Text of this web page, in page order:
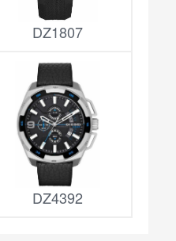
DZ1807
DZ4392